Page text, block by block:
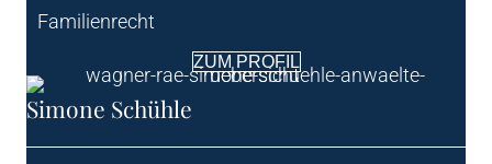
Fami­li­en­recht
ZUM PRO­FIL
Simo­ne Schühle